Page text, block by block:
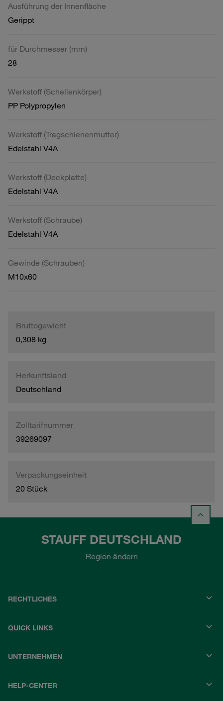
Ausführung der Innenfläche
Gerippt
für Durchmesser (mm)
28
Werkstoff (Schellenkörper)
PP Polypropylen
Werkstoff (Tragschienenmutter)
Edelstahl V4A
Werkstoff (Deckplatte)
Edelstahl V4A
Werkstoff (Schraube)
Edelstahl V4A
Gewinde (Schrauben)
M10x60
Bruttogewicht
0,308 kg
Herkunftsland
Deutschland
Zolltarifnummer
39269097
Verpackungseinheit
20 Stück
STAUFF DEUTSCHLAND
Region ändern
RECHTLICHES
QUICK LINKS
UNTERNEHMEN
HELP-CENTER